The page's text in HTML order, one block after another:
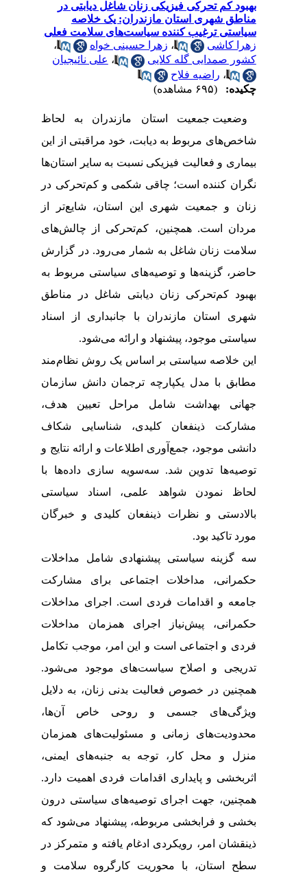
بهبود کم‌ تحرکی فیزیکی زنان شاغل دیابتی در
مناطق شهری استان مازندران: یک خلاصه
سیاستی ترغیب کننده سیاست‌های سلامت فعلی
زهرا کاشی
،زهرا حسینی خواه
،
کشور صمدایی گله کلایی
،علی نائیجیان
،راضیه فلاح
چکیده:
وضعیت جمعیت استان مازندران به لحاظ
شاخص‌های مربوط به دیابت، خود مراقبتی از این
بیماری و فعالیت فیزیکی نسبت به سایر استان‌ها
نگران‌ کننده است؛ چاقی شکمی و کم‌تحرکی در
زنان و جمعیت شهری این استان، شایع‌تر از
مردان است. همچنین، کم‌تحرکی از چالش‌های
سلامت زنان شاغل به ‌شمار می‌رود. در گزارش
حاضر، گزینه‌ها و توصیه‌های سیاستی مربوط به
بهبود کم‌تحرکی زنان دیابتی شاغل در مناطق
شهری استان مازندران با جانبداری از اسناد
سیاستی موجود، پیشنهاد و ارائه می‌شود.
این خلاصه سیاستی بر اساس یک روش نظام‌مند
مطابق با مدل یکپارچه ترجمان دانش سازمان
جهانی بهداشت شامل مراحل تعیین هدف،
مشارکت ذینفعان کلیدی، شناسایی شکاف‌
دانشی موجود، جمع‌آوری اطلاعات و ارائه نتایج و
توصیه‌ها تدوین شد. سه‌سویه سازی داده‌ها با
لحاظ نمودن شواهد علمی، اسناد سیاستی
بالادستی و نظرات ذینفعان کلیدی و خبرگان
مورد تاکید بود.
سه گزینه سیاستی پیشنهادی شامل مداخلات
حکمرانی، مداخلات اجتماعی برای مشارکت
جامعه و اقدامات فردی است. اجرای مداخلات
حکمرانی، پیش‌نیاز اجرای همزمان مداخلات
فردی و اجتماعی است و این امر، موجب تکامل
تدریجی و اصلاح سیاست‌های موجود می‌شود.
همچنین در خصوص فعالیت بدنی زنان، به دلایل
ویژگی‌های جسمی و روحی خاص آن‌ها،
محدودیت‌های زمانی و مسئولیت‌های همزمان
منزل و محل کار، توجه به جنبه‌های ایمنی،
اثربخشی و پایداری اقدامات فردی اهمیت دارد.
همچنین، جهت اجرای توصیه‌های سیاستی درون
بخشی و فرابخشی مربوطه، پیشنهاد می‌شود که
ذینقشان امر، رویکردی ادغام‌ یافته و متمرکز در
سطح استان، با محوریت کارگروه سلامت و